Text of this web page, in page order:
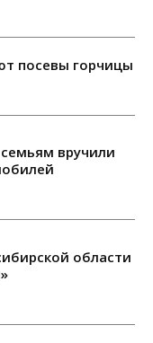
посевы горчицы
вручили
области